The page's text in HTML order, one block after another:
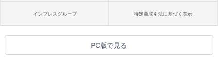
インプレスグループ 特定商取引法に基づく表示
PC版で見る